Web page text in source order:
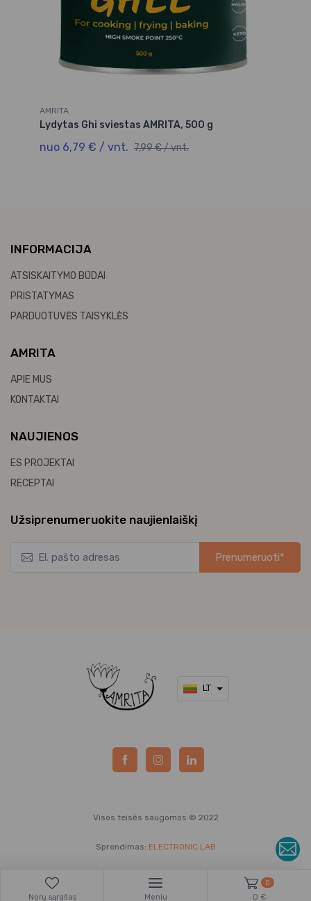
AMRITA
Lydytas Ghi sviestas AMRITA, 500 g
nuo 6,79 € / vnt. 7,99 € / vnt.
INFORMACIJA
ATSISKAITYMO BŪDAI
PRISTATYMAS
PARDUOTUVĖS TAISYKLĖS
AMRITA
APIE MUS
KONTAKTAI
NAUJIENOS
ES PROJEKTAI
RECEPTAI
Užsiprenumeruokite naujienlaiškį
Prenumeruoti*
LT
Visos teisės saugomos © 2022
Sprendimas: ELECTRONIC LAB
Norų sąrašas Meniu
0
0 €